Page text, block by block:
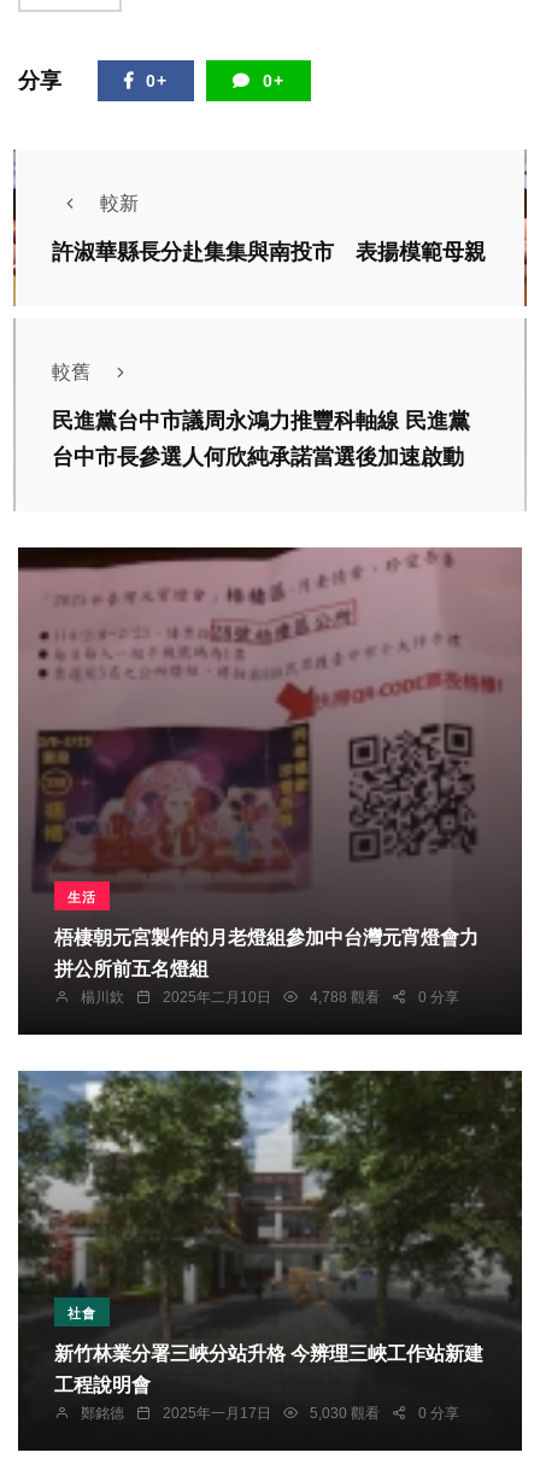
分享 0+ 0+
較新
許淑華縣長分赴集集與南投市 表揚模範母親
較舊
民進黨台中市議周永鴻力推豐科軸線 民進黨
台中市長參選人何欣純承諾當選後加速啟動
生活
梧棲朝元宮製作的月老燈組參加中台灣元宵燈會力
拼公所前五名燈組
楊川欽 2025年二月10日 4,788 觀看 0 分享
社會
新竹林業分署三峽分站升格 今辨理三峽工作站新建
工程說明會
鄭銘德 2025年一月17日 5,030 觀看 0 分享